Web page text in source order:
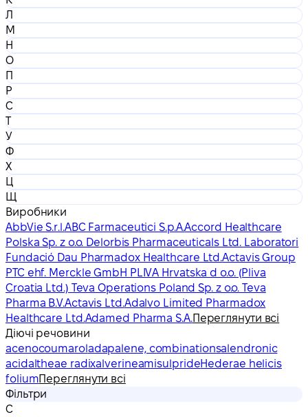
Л
М
Н
О
П
Р
С
Т
У
Ф
Х
Ц
Щ
Виробники
AbbVie S.r.l.ABC Farmaceutici S.p.A.Accord Healthcare
Polska Sp. z o.o. Delorbis Pharmaceuticals Ltd. Laboratori
Fundació Dau Pharmadox Healthcare Ltd.Actavis Group
PTC ehf. Merckle GmbH PLIVA Hrvatska d o.o. (Pliva
Croatia Ltd.) Teva Operations Poland Sp. z o.o. Teva
Pharma B.V.Actavis Ltd.Adalvo Limited Pharmadox
Healthcare Ltd.Adamed Pharma S.A.Переглянути всі
Діючі речовини
acenocoumaroladapalene, combinationsalendronic
acidaltheae radixalverineamisulprideHederae helicis
foliumПереглянути всі
Фільтри
С